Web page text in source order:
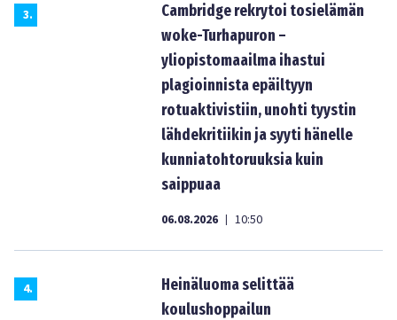
3.
Cambridge rekrytoi tosielämän
woke-Turhapuron –
yliopistomaailma ihastui
plagioinnista epäiltyyn
rotuaktivistiin, unohti tyystin
lähdekritiikin ja syyti hänelle
kunniatohtoruuksia kuin
saippuaa
06.08.2026 | 10:50
4.
Heinäluoma selittää
koulushoppailun